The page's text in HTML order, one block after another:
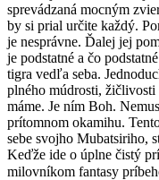
sprevádzaná mocným
by si prial určite každý.
je nesprávne. Ďalej jej
je podstatné a čo
tigra vedľa seba.
plného múdrosti,
máme. Je ním Boh.
prítomnom okamihu.
sebe svojho Mubatsiriho,
Keďže ide o úplne čistý
milovníkom fantasy